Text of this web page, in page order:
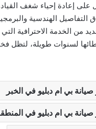
على إعادة إحياء شغف
التفاصيل الهندسية
من الخدمة الاحترافية
لسنوات طويلة، لتظل
بي ام دبليو في الخبر
بي ام دبليو في